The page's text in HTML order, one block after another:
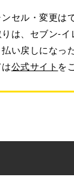
セル・変更は
は、セブン-
い戻しになっ
公式サイト を